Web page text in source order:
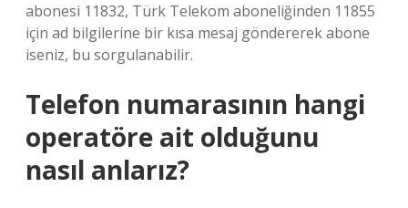
abonesi 11832, Türk Telekom aboneliğinden 11855
için ad bilgilerine bir kısa mesaj göndererek abone
iseniz, bu sorgulanabilir.
Telefon numarasının hangi
operatöre ait olduğunu
nasıl anlarız?